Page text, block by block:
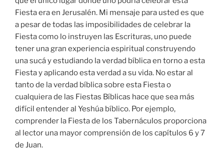
Fiesta era en Jerusalén. Mi mensaje para usted es que
a pesar de todas las imposibilidades de celebrar la
Fiesta como lo instruyen las Escrituras, uno puede
tener una gran experiencia espiritual construyendo
una sucá y estudiando la verdad bíblica en torno a esta
Fiesta y aplicando esta verdad a su vida. No estar al
tanto de la verdad bíblica sobre esta Fiesta o
cualquiera de las Fiestas Bíblicas hace que sea más
difícil entender al Yeshúa bíblico. Por ejemplo,
comprender la Fiesta de los Tabernáculos proporciona
al lector una mayor comprensión de los capítulos 6 y 7
de Juan.